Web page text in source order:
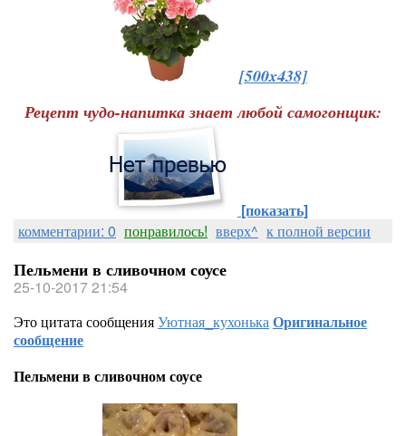
[500x438]
Рецепт чудо-напитка знает любой самогонщик:
[показать]
комментарии: 0 понравилось! вверх^ к полной версии
Пельмени в сливочном соусе
25-10-2017 21:54
Это цитата сообщенияУютная_кухонькаОригинальное
сообщение
Пельмени в сливочном соусе